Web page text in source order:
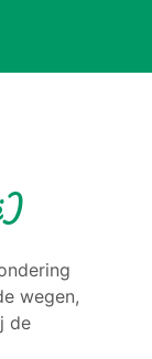
wegen,
de